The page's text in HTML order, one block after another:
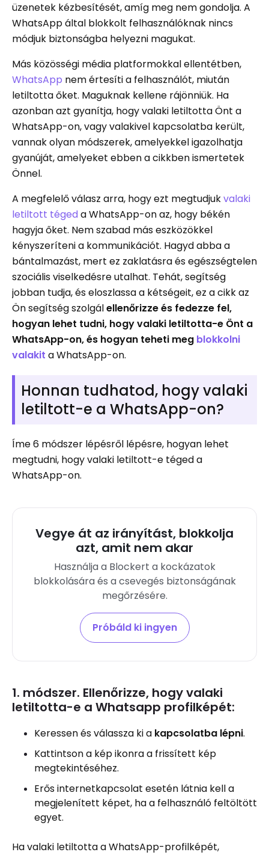
üzenetek kézbesítését, amíg meg nem gondolja. A
WhatsApp által blokkolt felhasználóknak nincs
módjuk biztonságba helyezni magukat.
Más közösségi média platformokkal ellentétben,
WhatsApp nem értesíti a felhasználót, miután
letiltotta őket. Maguknak kellene rájönniük. Ha
azonban azt gyanítja, hogy valaki letiltotta Önt a
WhatsApp-on, vagy valakivel kapcsolatba került,
vannak olyan módszerek, amelyekkel igazolhatja
gyanúját, amelyeket ebben a cikkben ismertetek
Önnel.
A megfelelő válasz arra, hogy ezt megtudjukvalaki
letiltott téged a WhatsApp-on az, hogy békén
hagyja őket. Nem szabad más eszközökkel
kényszeríteni a kommunikációt. Hagyd abba a
bántalmazást, mert ez zaklatásra és egészségtelen
szociális viselkedésre utalhat. Tehát, segítség
jobban tudja, és eloszlassa a kétségeit, ez a cikk az
Ön segítség szolgálellenőrizze és fedezze fel,
hogyan lehet tudni, hogy valaki letiltotta-e Önt a
WhatsApp-on, és hogyan teheti meg blokkolni
valakit a WhatsApp-on.
Honnan tudhatod, hogy valaki
letiltott-e a WhatsApp-on?
Íme 6 módszer lépésről lépésre, hogyan lehet
megtudni, hogy valaki letiltott-e téged a
WhatsApp-on.
Vegye át az irányítást, blokkolja
azt, amit nem akar
Használja a Blockert a kockázatok
blokkolására és a csevegés biztonságának
megőrzésére.
Próbáld ki ingyen
1. módszer. Ellenőrizze, hogy valaki
letiltotta-e a Whatsapp profilképét:
Keressen és válassza ki a kapcsolatba lépni.
Kattintson a kép ikonra a frissített kép
megtekintéséhez.
Erős internetkapcsolat esetén látnia kell a
megjelenített képet, ha a felhasználó feltöltött
egyet.
Ha valaki letiltotta a WhatsApp-profilképét,